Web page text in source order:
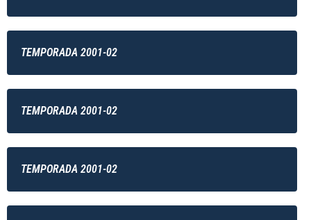
TEMPORADA 2001-02
TEMPORADA 2001-02
TEMPORADA 2001-02